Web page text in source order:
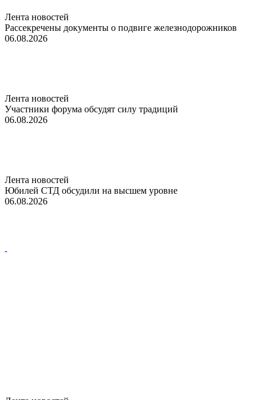
Лента новостей
Рассекречены документы о подвиге железнодорожников
06.08.2026
Лента новостей
Участники форума обсудят силу традиций
06.08.2026
Лента новостей
Юбилей СТД обсудили на высшем уровне
06.08.2026